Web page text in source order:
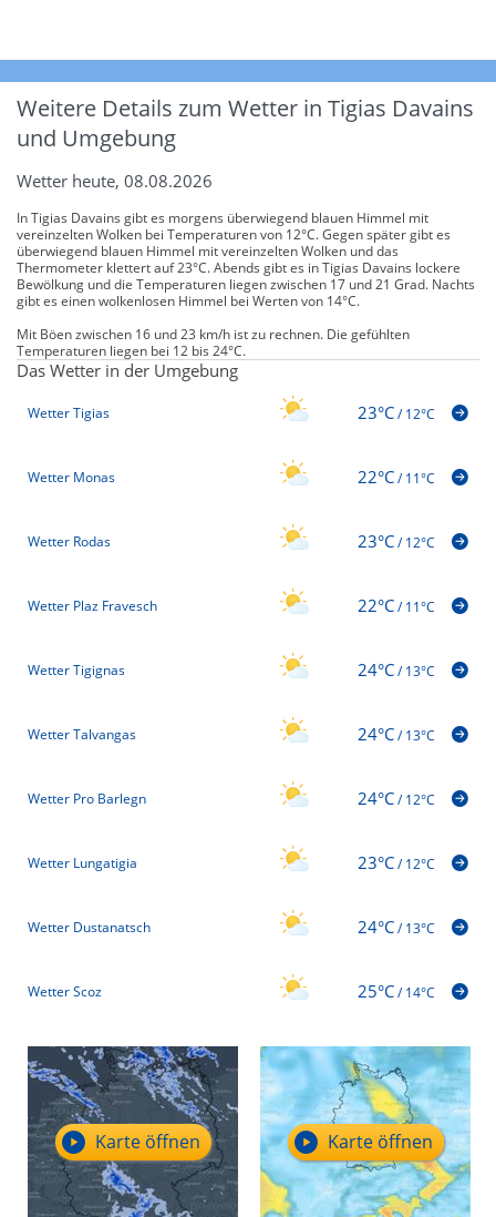
Weitere Details zum Wetter in Tigias Davains
und Umgebung
Wetter heute, 08.08.2026
In Tigias Davains gibt es morgens überwiegend blauen Himmel mit
vereinzelten Wolken bei Temperaturen von 12°C. Gegen später gibt es
überwiegend blauen Himmel mit vereinzelten Wolken und das
Thermometer klettert auf 23°C. Abends gibt es in Tigias Davains lockere
Bewölkung und die Temperaturen liegen zwischen 17 und 21 Grad. Nachts
gibt es einen wolkenlosen Himmel bei Werten von 14°C.
Mit Böen zwischen 16 und 23 km/h ist zu rechnen. Die gefühlten
Temperaturen liegen bei 12 bis 24°C.
Das Wetter in der Umgebung
Wetter Tigias 23°C/12°C
Wetter Monas 22°C/11°C
Wetter Rodas 23°C/12°C
Wetter Plaz Fravesch 22°C/11°C
Wetter Tigignas 24°C/13°C
Wetter Talvangas 24°C/13°C
Wetter Pro Barlegn 24°C/12°C
Wetter Lungatigia 23°C/12°C
Wetter Dustanatsch 24°C/13°C
Wetter Scoz 25°C/14°C
Karte öffnen Karte öffnen